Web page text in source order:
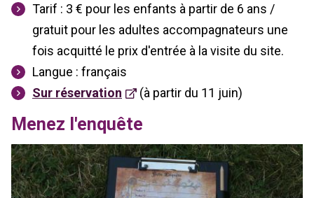
Tarif : 3 € pour les enfants à partir de 6 ans /
gratuit pour les adultes accompagnateurs une
fois acquitté le prix d'entrée à la visite du site.
Langue : français
Sur réservation
(à partir du 11 juin)
Menez l'enquête